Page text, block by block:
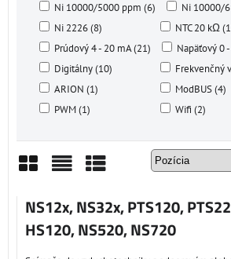
Ni 10000/5000 ppm (6)
Ni 10000/
Ni 2226 (8)
NTC 20 kΩ
Prúdový 4 - 20 mA (21)
Napäťový 0
Digitálny (10)
Frekvenčný
ARION (1)
ModBUS (4)
PWM (1)
Wifi (2)
Mriežka
NS12x, NS32x, PTS120,
HS120, NS520, NS720